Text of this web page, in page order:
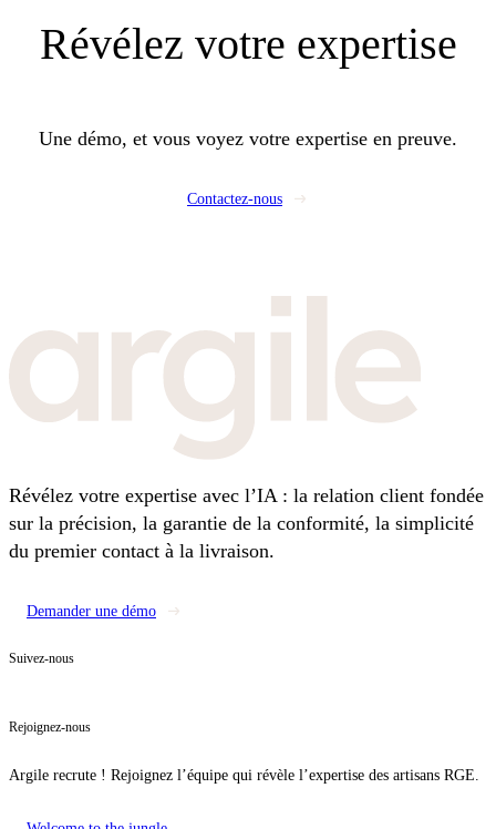
Révélez votre expertise
Une démo, et vous voyez votre expertise en preuve.
Contactez-nous
Révélez votre expertise avec l’IA : la relation client fondée
sur la précision, la garantie de la conformité, la simplicité
du premier contact à la livraison.
Demander une démo
Suivez-nous
Rejoignez-nous
Argile recrute ! Rejoignez l’équipe qui révèle l’expertise des artisans RGE.